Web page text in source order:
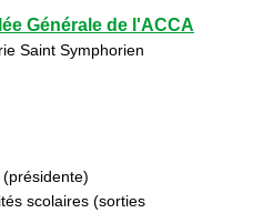
Générale de l'ACCA
Saint Symphorien
(présidente)
scolaires (sorties